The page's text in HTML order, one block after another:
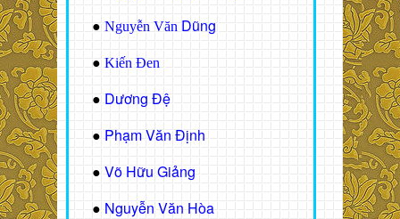
● Nguyễn Văn Dũng
● Kiến Đen
● Dương Đệ
● Phạm Văn Định
● Võ Hữu Giảng
● Nguyễn Văn Hòa